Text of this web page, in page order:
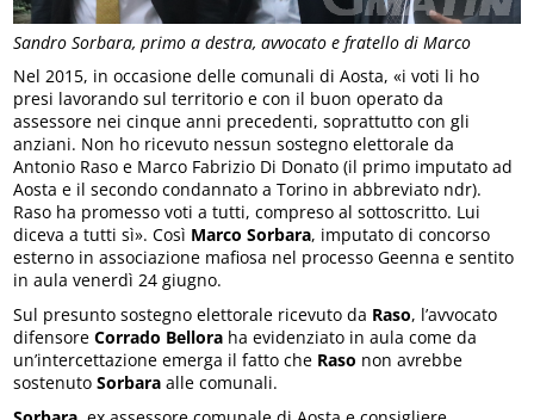
Sandro Sorbara, primo a destra, avvocato e fratello di Marco
Nel 2015, in occasione delle comunali di Aosta, «i voti li ho
presi lavorando sul territorio e con il buon operato da
assessore nei cinque anni precedenti, soprattutto con gli
anziani. Non ho ricevuto nessun sostegno elettorale da
Antonio Raso e Marco Fabrizio Di Donato (il primo imputato ad
Aosta e il secondo condannato a Torino in abbreviato ndr).
Raso ha promesso voti a tutti, compreso al sottoscritto. Lui
diceva a tutti sì». Così Marco Sorbara, imputato di concorso
esterno in associazione mafiosa nel processo Geenna e sentito
in aula venerdì 24 giugno.
Sul presunto sostegno elettorale ricevuto da Raso, l’avvocato
difensoreCorrado Bellora ha evidenziato in aula come da
un’intercettazione emerga il fatto che Raso non avrebbe
sostenutoSorbara alle comunali.